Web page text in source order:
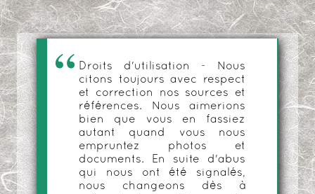
Droits d'utilisation - Nous
citons toujours avec respect
et correction nos sources et
références. Nous aimerions
bien que vous en fassiez
autant quand vous nous
empruntez photos et
documents. En suite d'abus
qui nous ont été signalés,
nous changeons dès à